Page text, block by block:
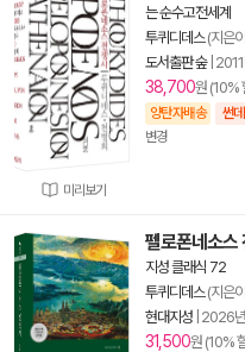
미리보기
는 순수고전세계
투퀴디데스(지은
도서출판 숲|
38,700원 (10%
양탄자배송 썬
변경
펠로폰네소스
지성 클래식 72
투퀴디데스(지은
현대지성 2026
31,500원 (10%